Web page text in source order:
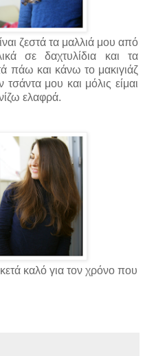
ζεστά τα μαλλιά μου από
σε δαχτυλίδια και τα
πάω και κάνω το μακιγιάζ
μου και μόλις είμαι
ελαφρά.
καλό για τον χρόνο που